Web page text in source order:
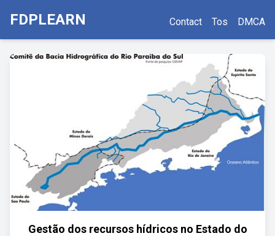
FDPLEARN Contact Tos DMCA
Gestão dos recursos hídricos no Estado do